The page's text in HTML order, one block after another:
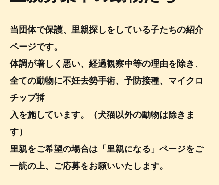
当団体で保護、里親探しをしている子たちの紹介
ページです。
体調が著しく悪い、経過観察中等の理由を除き、
全ての動物に不妊去勢手術、予防接種、マイクロ
チップ挿
入を施しています。（犬猫以外の動物は除きま
す）
里親をご希望の場合は「里親になる」ページをご
一読の上、ご応募をお願いいたします。